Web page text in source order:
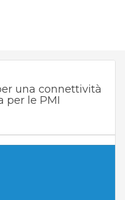
una connettività
per le PMI